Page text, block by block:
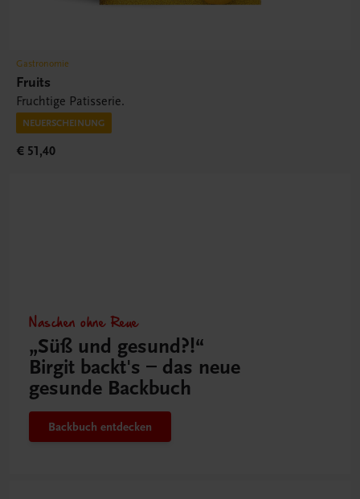
Gastronomie
Fruits
Fruchtige Patisserie.
NEUERSCHEINUNG
€ 51,40
Naschen ohne Reue
„Süß und gesund?!“
Birgit backt's – das neue
gesunde Backbuch
Backbuch entdecken